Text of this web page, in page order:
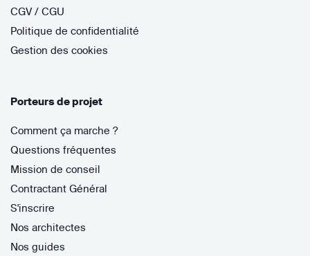
CGV / CGU
Politique de confidentialité
Gestion des cookies
Porteurs de projet
Comment ça marche ?
Questions fréquentes
Mission de conseil
Contractant Général
S'inscrire
Nos architectes
Nos guides